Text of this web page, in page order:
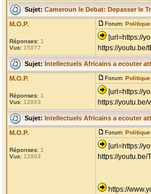
Sujet: Cameroun le Debat: Depasser le
M.O.P.
Réponses: 1
Vus: 15077
Forum:
[url=https://
https://youtu.be/
Sujet: Intellectuels Africains a ecouter
M.O.P.
Réponses: 1
Vus: 12803
Forum:
[url=https://
https://youtu.be/
Sujet: Intellectuels Africains a ecouter
M.O.P.
Réponses: 1
Vus: 12803
Forum:
[url=https://
https://youtu.be/
https://